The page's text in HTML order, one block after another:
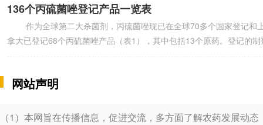
136个丙硫菌唑登记产品一览表
作为全球第二大杀菌剂，丙硫菌唑现已在全球70多个国家登记和
拿大已登记68个丙硫菌唑产品（表1），其中包括13个原药。登记的
网站声明
（1）本网旨在传播信息，促进交流，多方面了解农药发展动